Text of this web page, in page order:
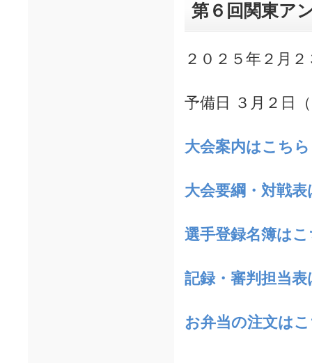
第６回関東ア
２０２５年２月
予備日 ３月２日
大会案内はこちら
大会要綱・対戦
選手登録名簿は
記録・審判担当
お弁当の注文は